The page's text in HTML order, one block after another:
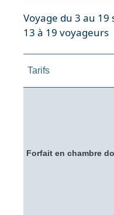
Voyage du 3 au 19
13 à 19 voyageurs
Tarifs
Forfait en chambre